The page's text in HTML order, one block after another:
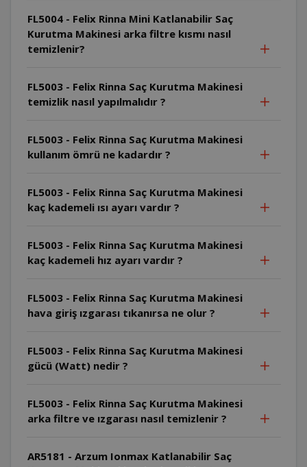
FL5004 - Felix Rinna Mini Katlanabilir Saç
Kurutma Makinesi arka filtre kısmı nasıl
temizlenir?
FL5003 - Felix Rinna Saç Kurutma Makinesi
temizlik nasıl yapılmalıdır ?
FL5003 - Felix Rinna Saç Kurutma Makinesi
kullanım ömrü ne kadardır ?
FL5003 - Felix Rinna Saç Kurutma Makinesi
kaç kademeli ısı ayarı vardır ?
FL5003 - Felix Rinna Saç Kurutma Makinesi
kaç kademeli hız ayarı vardır ?
FL5003 - Felix Rinna Saç Kurutma Makinesi
hava giriş ızgarası tıkanırsa ne olur ?
FL5003 - Felix Rinna Saç Kurutma Makinesi
gücü (Watt) nedir ?
FL5003 - Felix Rinna Saç Kurutma Makinesi
arka filtre ve ızgarası nasıl temizlenir ?
AR5181 - Arzum Ionmax Katlanabilir Saç